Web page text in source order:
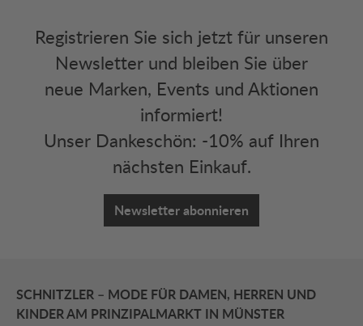
Registrieren Sie sich jetzt für unseren
Newsletter und bleiben Sie über
neue Marken, Events und Aktionen
informiert!
Unser Dankeschön: -10% auf Ihren
nächsten Einkauf.
Newsletter abonnieren
SCHNITZLER – MODE FÜR DAMEN, HERREN UND
KINDER AM PRINZIPALMARKT IN MÜNSTER